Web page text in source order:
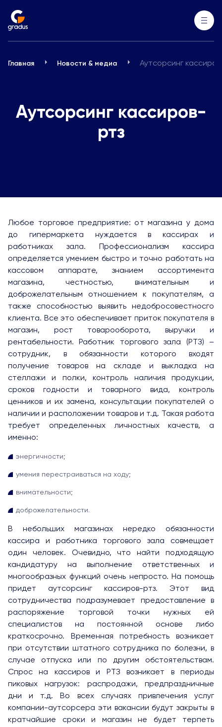
Главная Новости & медиа Аутсорсинг
Аутсорсинг кассиров-
ртз
Любое торговое предприятие: от магазина у дома
до гипермаркета нуждается в кассирах и
работниках зала. Профессионализм кассира
определяется умением быстро и точно работать на
кассовом аппарате, знанием ассортимента
магазина, честностью, внимательным и
доброжелательным отношением к покупателям, а
также способностью выявить недобросовестносго
клиента. Все это обеспечивает приток покупателя в
магазин, рост товарооборота, выручки и
рентабельности. Работник торгового зала (РТЗ) –
сотрудник, в обязанности которого входят
получение товаров на складе и выкладка на
стеллажи и полки, контроль наличия продукции,
сроков годности и товарного вида, контроль
ценников и их замена, консультации покупателей о
наличии и расположении товаров и т.д. Такая работа
требует определенных личностных качеств, а
именно:
энергичности;
умения перестраиваться на ходу;
внимательности;
доброжелательности.
В небольших магазинах нередко обязанности
кассира и работника торгового зала совмещает
один человек. Очевидно, что найти подходящую
кандидатуру на выполнение ответственных и
многообразных функций очень непросто. На помощь
придет аутсорсинг кассиров-ртз. Этот вид
сотрудничества подразумевает предоставление в
распоряжение торговой точки нужных ей
специалистов на постоянной основе либо
краткосрочно. Временная потребность возникает
при отсутствии штатного сотрудника по болезни, в
случае отпуска или по другим обстоятельствам.
Спрос на кассиров и РТЗ возникает в периоды
пиковых нагрузок: распродажи, предпраздничные
дни и т.д. Во всех случаях привлечения услуг
компании-аутсорсера эти вакансии будут закрыты в
кратчайшие сроки и магазин не будет терпеть